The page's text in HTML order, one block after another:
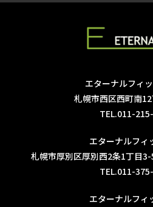
エターナルフィ
札幌市西区西町南
TEL.011-
エターナルフィ
札幌市厚別区厚別西2条1丁目
TEL.011-
エターナルフィ